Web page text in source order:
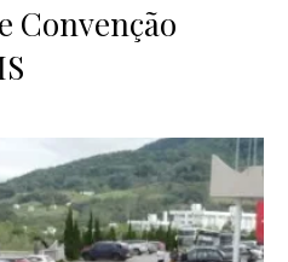
Convenção